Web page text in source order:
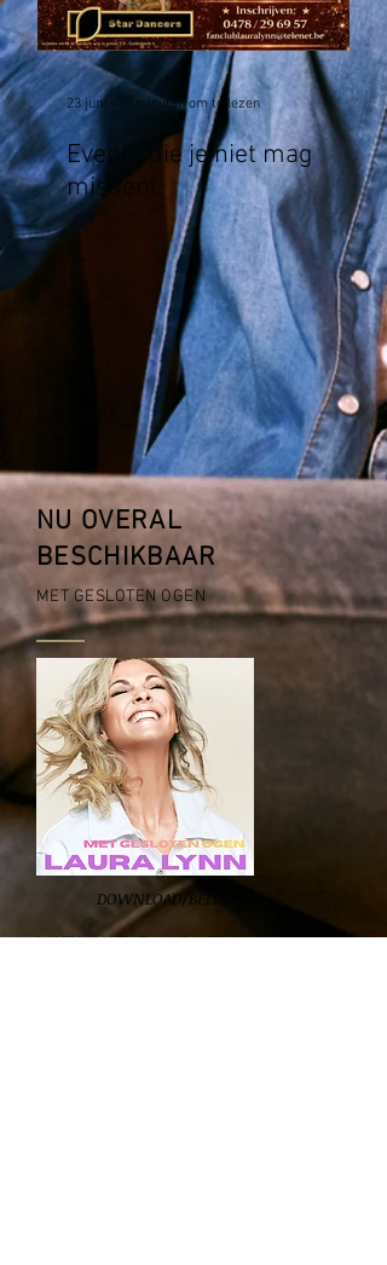
Events die je niet mag
missen!
23 jun 0 minuten om te lezen
NU OVERAL
BESCHIKBAAR
MET GESLOTEN OGEN
DOWNLOAD/BELUISTER